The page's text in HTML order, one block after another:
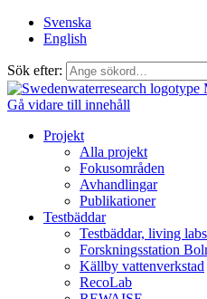
Svenska
English
Sök efter:
Gå vidare till innehåll
Projekt
Alla projekt
Fokusområden
Avhandlingar
Publikationer
Testbäddar
Testbäddar, living
Forskningsstation
Källby vattenverkstad
RecoLab